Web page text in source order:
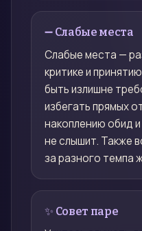
➖ Слабые места
Слабые места —
критике и
быть излишне
избегать прямых
накоплению обид
не слышит. Также
за разного темпа
✨ Совет паре